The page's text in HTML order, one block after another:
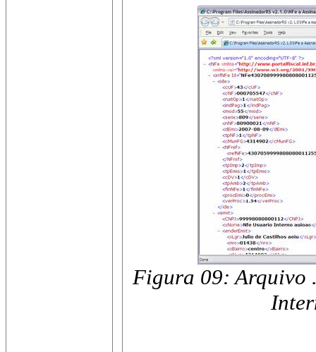
Figura 09: Arquivo